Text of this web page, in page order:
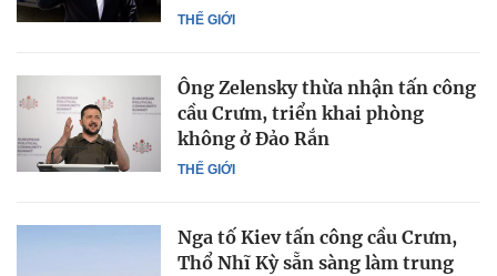
THẾ GIỚI
THẾ GIỚI
Ông Zelensky thừa nhận tấn công
cầu Crưm, triển khai phòng
không ở Đảo Rắn
Nga tố Kiev tấn công cầu Crưm,
Thổ Nhĩ Kỳ sẵn sàng làm trung